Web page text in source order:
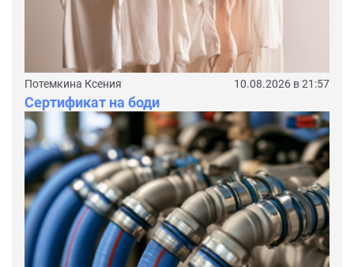
Потемкина Ксения 10.08.2026 в 21:57
Сертификат на боди